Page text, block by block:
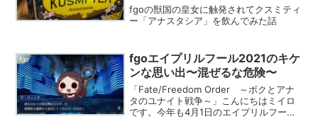
fgoの獣国の皇女に触発されてクスミティ
ー「アナスタシア」を飲んでみた話
fgo
fgoエイプリルフール2021のキケ
ンな思い出〜混ぜるな危険〜
「Fate/Freedom Order ～ボクとアナ
タのユナイト戦争～」こんにちはミイロ
です。今年も4月1日のエイプリルフール